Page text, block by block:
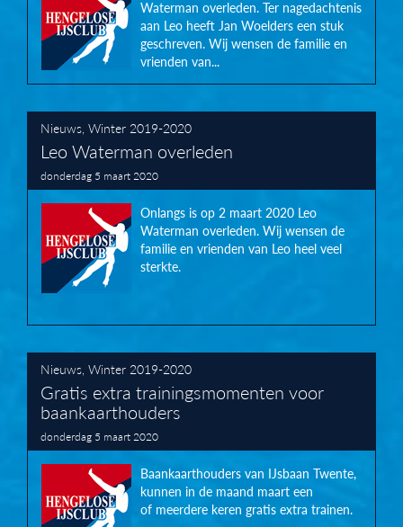
Waterman overleden. Ter nagedachtenis
aan Leo heeft Jan Woelders een stuk
geschreven. Wij wensen de familie en
vrienden van...
Nieuws Winter 2019-2020
Leo Waterman overleden
donderdag 5 maart 2020
Onlangs is op 2 maart 2020 Leo
Waterman overleden. Wij wensen de
familie en vrienden van Leo heel veel
sterkte.
Nieuws Winter 2019-2020
Gratis extra trainingsmomenten voor
baankaarthouders
donderdag 5 maart 2020
Baankaarthouders van IJsbaan Twente,
kunnen in de maand maart een
of meerdere keren gratis extra trainen.